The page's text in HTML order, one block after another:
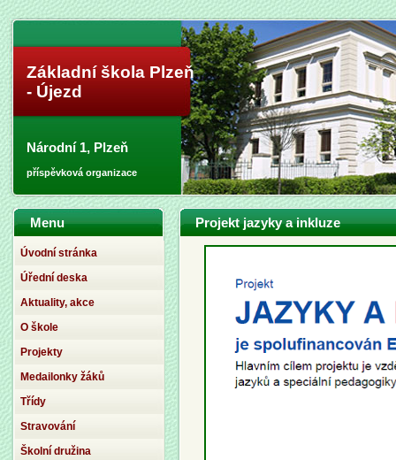
Základní škola Plzeň
- Újezd
Národní 1, Plzeň
příspěvková organizace
Projekt jazyky a inkluze
Menu
Úvodní stránka
Úřední deska
Aktuality, akce
O škole
Projekty
Medailonky žáků
Třídy
Stravování
Školní družina